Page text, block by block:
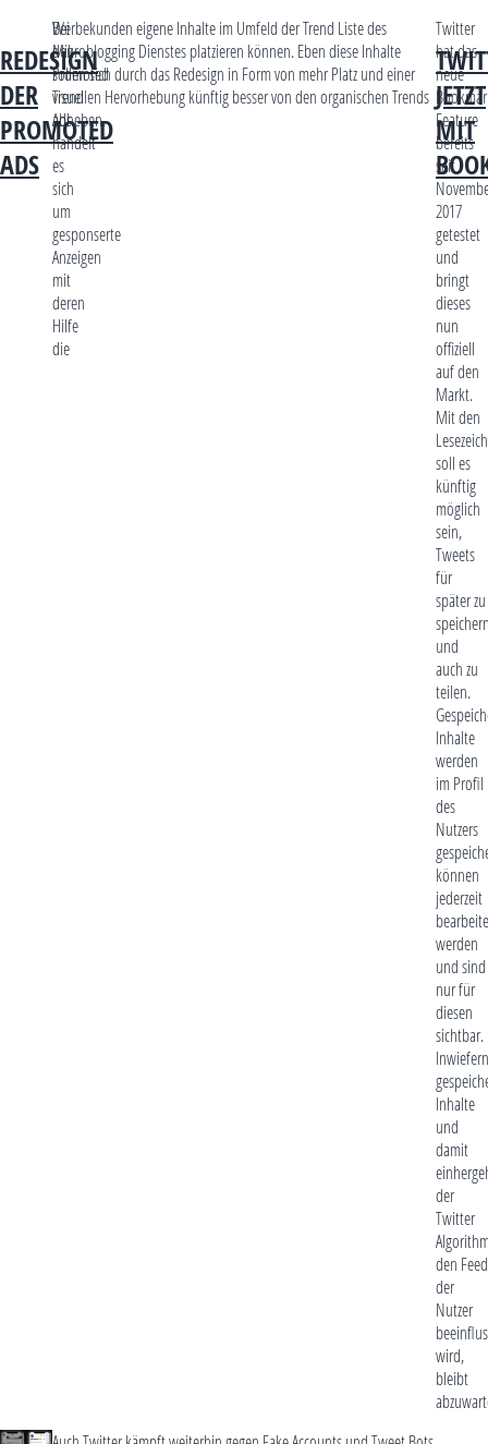
REDESIGN
DER
PROMOTED
ADS
Bei
den
Promoted
Trend
Ads
handelt
es
sich
um
gesponserte
Anzeigen
mit
deren
Hilfe
die
Werbekunden eigene Inhalte im Umfeld der Trend Liste des
Mikroblogging Dienstes platzieren können. Eben diese Inhalte
sollen sich durch das Redesign in Form von mehr Platz und einer
visuellen Hervorhebung künftig besser von den organischen Trends
abheben.
JETZT
MIT
Twitter
hat das
neue
Feature
bereits
seit
2017
getestet
und
bringt
dieses
nun
offiziell
auf den
Markt.
Mit den
soll es
künftig
möglich
sein,
Tweets
für
später zu
und
auch zu
teilen.
Inhalte
werden
im Profil
des
Nutzers
können
jederzeit
werden
und sind
nur für
diesen
sichtbar.
Inwiefern
Inhalte
und
damit
der
Twitter
den Feed
der
Nutzer
wird,
bleibt